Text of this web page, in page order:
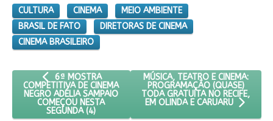
CULTURA CINEMA
MEIO AMBIENTE
BRASIL DE FATO
DIRETORAS DE CINEMA
CINEMA BRASILEIRO
ARTIGO ANTERIOR: 6ª MOSTRA COMPETITIVA DE CINEMA
6ª MOSTRA
COMPETITIVA DE CINEMA
NEGRO ADÉLIA SAMPAIO
COMEÇOU NESTA
SEGUNDA (4)
PRÓXIMO ARTIGO: MÚSICA,
MÚSICA, TEATRO E CINEMA:
PROGRAMAÇÃO (QUASE)
TODA GRATUITA NO RECIFE,
EM OLINDA E CARUARU